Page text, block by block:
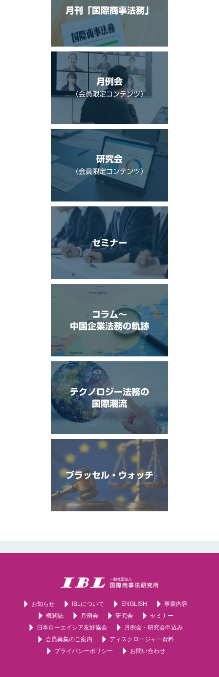
月刊「国際商事法務」
月例会
（会員限定コンテンツ）
研究会
（会員限定コンテンツ）
セミナー
コラム〜
中国企業法務の軌跡
テクノロジー法務の
国際潮流
ブラッセル・ウォッチ
お知らせ IBLについて ENGLISH
事業内容
機関誌
月例会 研究会
セミナー
日本ローエイシア友好協会
月例会・研究会申込み
会員募集のご案内
ディスクロージャー資料
プライバシーポリシー
お問い合わせ